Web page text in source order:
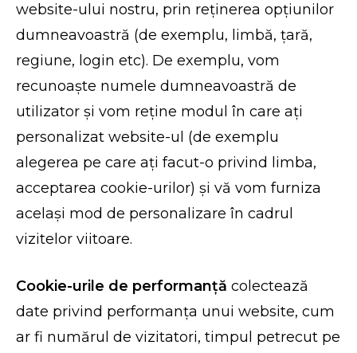
website-ului nostru, prin reținerea opțiunilor
dumneavoastră (de exemplu, limbă, țară,
regiune, login etc). De exemplu, vom
recunoaște numele dumneavoastră de
utilizator și vom reține modul în care ați
personalizat website-ul (de exemplu
alegerea pe care ați facut-o privind limba,
acceptarea cookie-urilor) și vă vom furniza
același mod de personalizare în cadrul
vizitelor viitoare.
Cookie-urile de performanțăcolectează
date privind performanța unui website, cum
ar fi numărul de vizitatori, timpul petrecut pe